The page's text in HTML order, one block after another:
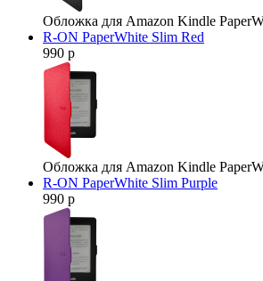
Обложка для Amazon Kindle
R-ON PaperWhite Slim Red
990 р
Обложка для Amazon Kindle
R-ON PaperWhite Slim Purple
990 р